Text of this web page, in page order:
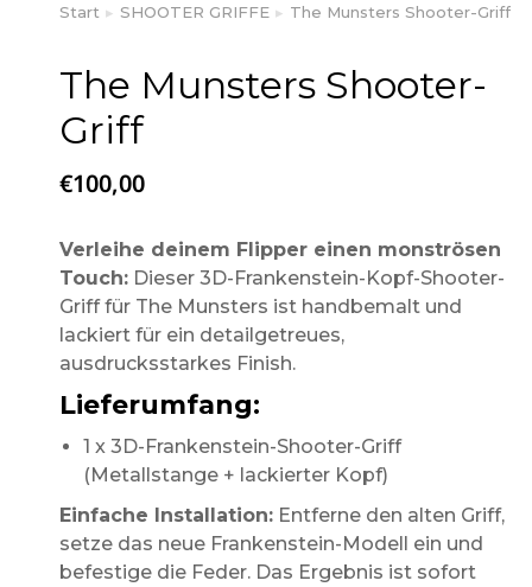
Sie befinden sich hier:
Start SHOOTER GRIFFE The Munsters Shooter-Griff
The Munsters Shooter-
Griff
€100,00
Verleihe deinem Flipper einen monströsen
Touch: Dieser 3D-Frankenstein-Kopf-Shooter-
Griff für The Munsters ist handbemalt und
lackiert für ein detailgetreues,
ausdrucksstarkes Finish.
Lieferumfang:
1 x 3D-Frankenstein-Shooter-Griff
(Metallstange + lackierter Kopf)
Einfache Installation: Entferne den alten Griff,
setze das neue Frankenstein-Modell ein und
befestige die Feder. Das Ergebnis ist sofort